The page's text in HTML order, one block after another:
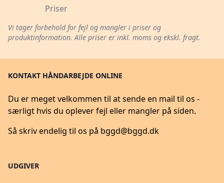
Priser
Vi tager forbehold for fejl og mangler i priser og
produktinformation. Alle priser er inkl. moms og ekskl. fragt.
KONTAKT HÅNDARBEJDE ONLINE
Du er meget velkommen til at sende en mail til os -
særligt hvis du oplever fejl eller mangler på siden.
Så skriv endelig til os på bggd@bggd.dk
UDGIVER